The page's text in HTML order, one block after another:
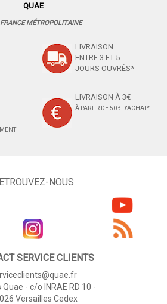
QUAE
MÉTROPOLITAINE
LIVRAISON
ENTRE 3 ET 5
JOURS OUVRÉS*
LIVRAISON À 3€
À PARTIR DE 50 € D'ACHAT*
NOUS
SERVICE CLIENTS
Quae - c/o INRAE RD 10 -
Versailles Cedex